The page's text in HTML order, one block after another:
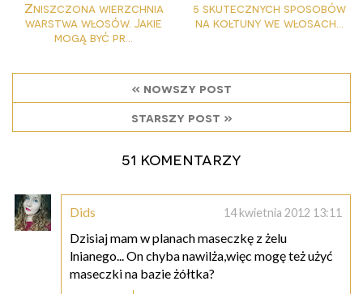
Zniszczona wierzchnia
warstwa włosów. Jakie
mogą być pr...
5 skutecznych sposobów
na kołtuny we włosach...
« nowszy post
starszy post »
51 komentarzy
Dids 14 kwietnia 2012 13:11
Dzisiaj mam w planach maseczkę z żelu
lnianego... On chyba nawilża,więc mogę też użyć
maseczki na bazie żółtka?